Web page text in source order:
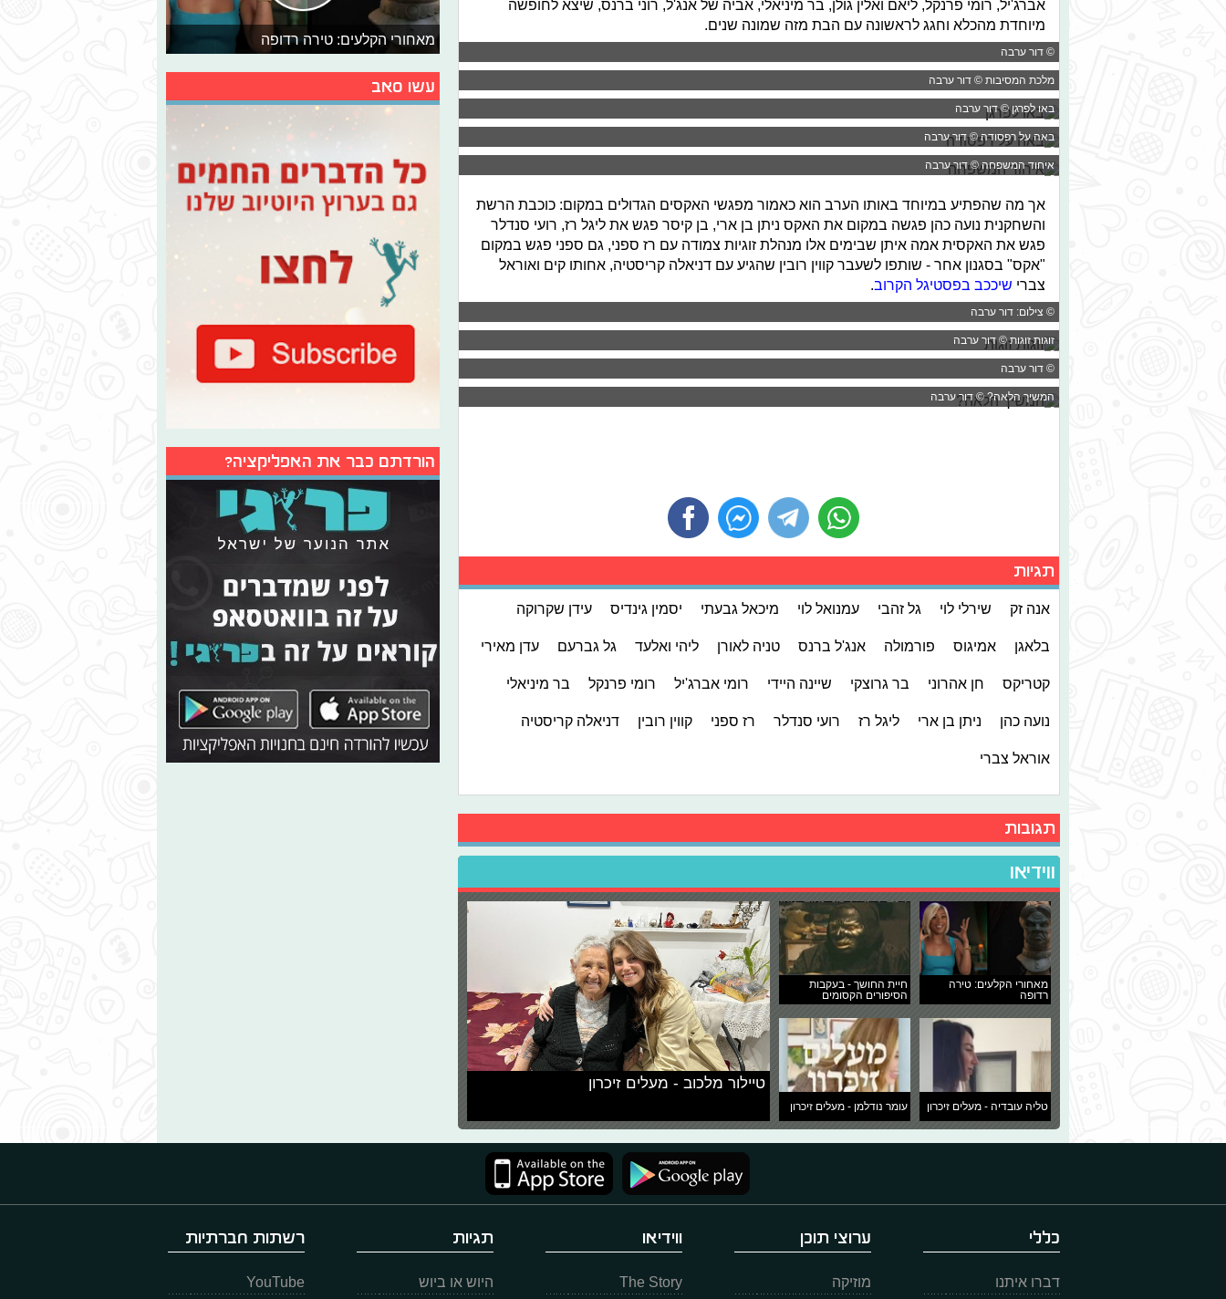
אברג'יל, רומי פרנקל, ליאם ואלין גולן, בר מיניאלי, אביה של אנג'ל, רוני ברנס, שיצא לחופשה
מיוחדת מהכלא וחגג לראשונה עם הבת מזה שמונה שנים.
© דור ערבה
מלכת המסיבות © דור ערבה
באו לפרגן © דור ערבה
באה על רפסודה © דור ערבה
איחוד המשפחה © דור ערבה
אך מה שהפתיע במיוחד באותו הערב הוא כאמור מפגשי האקסים הגדולים במקום: כוכבת הרשת
והשחקנית נועה כהן פגשה במקום את האקס ניתן בן ארי, בן קיסר פגש את ליגל רז, רועי סנדלר
פגש את האקסית אמה איתן שבימים אלו מנהלת זוגיות צמודה עם רז ספני, גם ספני פגש במקום
"אקס" בסגנון אחר - שותפו לשעבר קווין רובין שהגיע עם דניאלה קריסטיה, אחותו קים ואוראל
צברי שיככב בפסטיגל הקרוב.
© צילום: דור ערבה
זוגות זוגות © דור ערבה
© דור ערבה
המשיך הלאה? © דור ערבה
תגיות
אנה זק שירלי לוי גל זהבי עמנואל לוי מיכאל גבעתי יסמין גינדיס עידן שקרוקה
בלאגן אמיגוס פורמולה אנג'ל ברנס טניה לאורן ליהי ואלעד גל גברעם עדן מאירי
קטריקס חן אהרוני בר גרוצקי שיינה היידי רומי אברג'יל רומי פרנקל בר מיניאלי
נועה כהן ניתן בן ארי ליגל רז רועי סנדלר רז ספני קווין רובין דניאלה קריסטיה
אוראל צברי
תגובות
ווידיאו
מאחורי הקלעים: טירה
רדופה
חיית החושך - בעקבות
הסיפורים הקסומים
טליה עובדיה - מעלים זיכרון עומר נודלמן - מעלים זיכרון
טיילור מלכוב - מעלים זיכרון
מאחורי הקלעים: טירה רדופה
עשו סאב
הורדתם כבר את האפליקציה?
כללי
דברו איתנו
ערוצי תוכן
מוזיקה
ווידיאו
The Story
תגיות
היוש או ביוש
רשתות חברתיות
YouTube